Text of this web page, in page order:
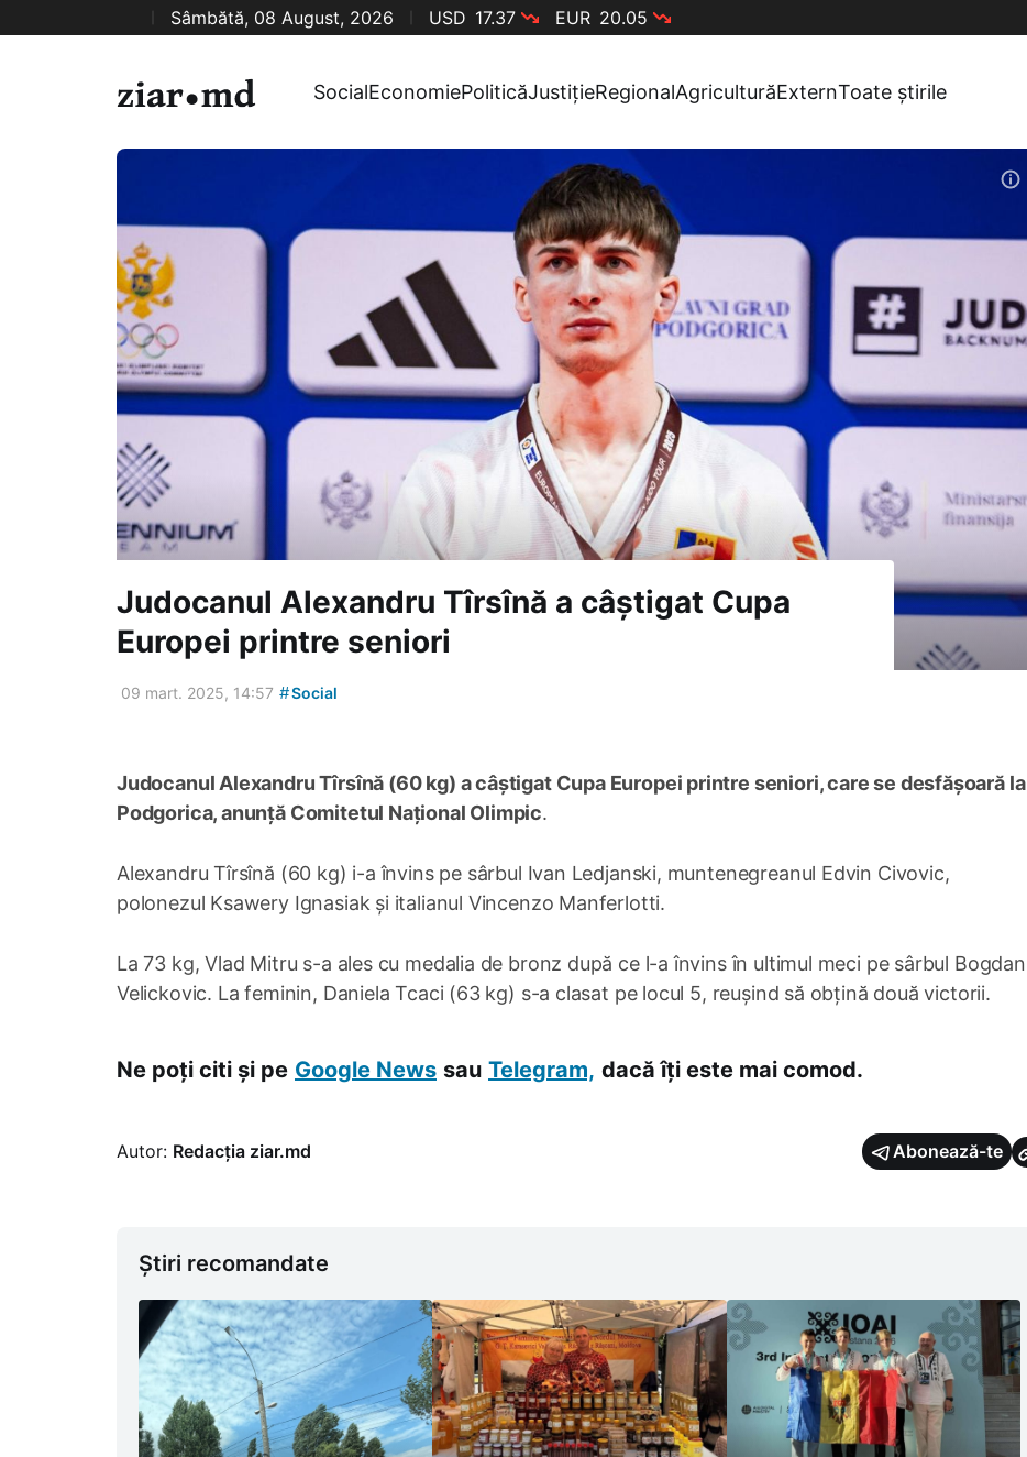
Sâmbătă, 08 August, 2026 USD 17.37 EUR 20.05
SocialEconomiePoliticăJustițieRegionalAgriculturăExternToate știrile
Judocanul Alexandru Tîrsînă a câștigat Cupa
Europei printre seniori
09 mart. 2025, 14:57 #Social
Judocanul Alexandru Tîrsînă (60 kg) a câștigat Cupa Europei printre seniori, care se desfășoară la
Podgorica, anunță Comitetul Național Olimpic.
Alexandru Tîrsînă (60 kg) i-a învins pe sârbul Ivan Ledjanski, muntenegreanul Edvin Civovic,
polonezul Ksawery Ignasiak și italianul Vincenzo Manferlotti.
La 73 kg, Vlad Mitru s-a ales cu medalia de bronz după ce l-a învins în ultimul meci pe sârbul Bogdan
Velickovic. La feminin, Daniela Tcaci (63 kg) s-a clasat pe locul 5, reușind să obțină două victorii.
Ne poți citi și pe Google News sau Telegram, dacă îți este mai comod.
Autor: Redacția ziar.md Abonează-te
Știri recomandate